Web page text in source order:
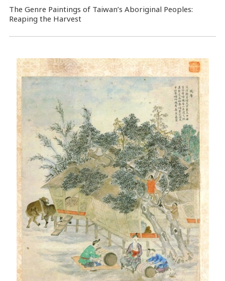
The Genre Paintings of Taiwan’s Aboriginal Peoples:
Reaping the Harvest